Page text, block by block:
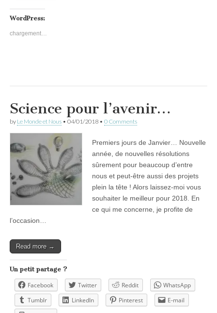
WordPress:
chargement…
Science pour l’avenir…
by Le Monde et Nous • 04/01/2018 • 0 Comments
Premiers jours de Janvier… Nouvelle
année, de nouvelles résolutions
sûrement pour beaucoup d’entre
nous et peut-être aussi des projets
plein la tête ! Alors laissez-moi vous
souhaiter le meilleur pour 2018. En
ce qui me concerne, je profite de
l’occasion…
Read more →
Un petit partage ?
Facebook Twitter Reddit
WhatsApp
Tumblr
LinkedIn Pinterest
E-mail